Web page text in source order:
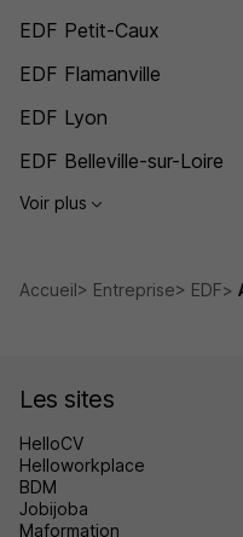
EDF Petit-Caux
EDF Flamanville
EDF Lyon
EDF Belleville-sur-Loire
Voir plus
Accueil Entreprise EDF
Les sites
HelloCV
Helloworkplace
BDM
Jobijoba
Maformation